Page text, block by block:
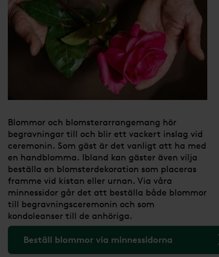
Blommor och blomsterarrangemang hör
begravningar till och blir ett vackert inslag vid
ceremonin. Som gäst är det vanligt att ha med
en handblomma. Ibland kan gäster även vilja
beställa en blomsterdekoration som placeras
framme vid kistan eller urnan. Via våra
minnessidor går det att beställa både blommor
till begravningsceremonin och som
kondoleanser till de anhöriga.
Beställ blommor via minnessidorna